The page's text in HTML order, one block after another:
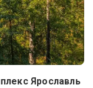
Ярославль